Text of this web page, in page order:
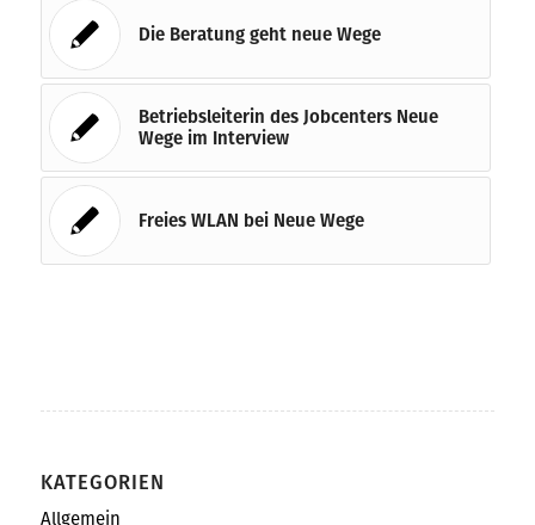
Die Beratung geht neue Wege
Betriebsleiterin des Jobcenters Neue
Wege im Interview
Freies WLAN bei Neue Wege
KATEGORIEN
Allgemein